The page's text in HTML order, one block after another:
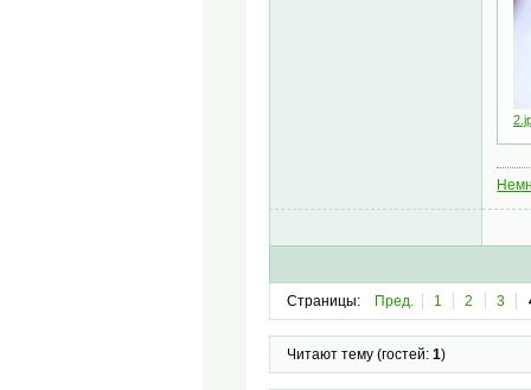
Страницы: Пред. 1 2 3
Читают тему (гостей: 1)